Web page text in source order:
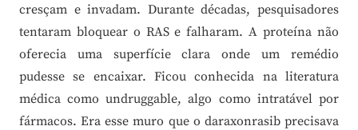
cresçam e invadam. Durante décadas, pesquisadores
tentaram bloquear o RAS e falharam. A proteína não
oferecia uma superfície clara onde um remédio
pudesse se encaixar. Ficou conhecida na literatura
médica como undruggable, algo como intratável por
fármacos. Era esse muro que o daraxonrasib precisava